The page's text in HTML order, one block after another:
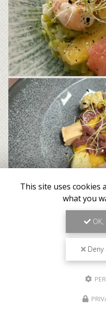
This site uses cookies
what you